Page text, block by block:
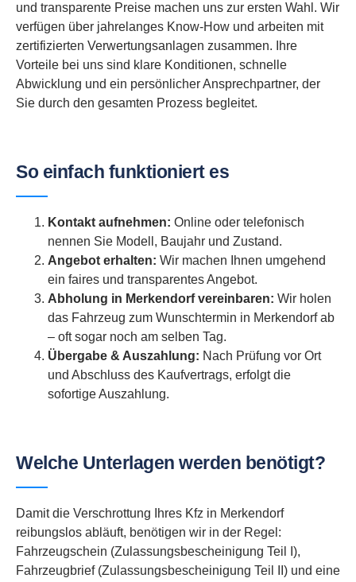
und transparente Preise machen uns zur ersten Wahl. Wir
verfügen über jahrelanges Know-How und arbeiten mit
zertifizierten Verwertungsanlagen zusammen. Ihre
Vorteile bei uns sind klare Konditionen, schnelle
Abwicklung und ein persönlicher Ansprechpartner, der
Sie durch den gesamten Prozess begleitet.
So einfach funktioniert es
Kontakt aufnehmen: Online oder telefonisch
nennen Sie Modell, Baujahr und Zustand.
Angebot erhalten: Wir machen Ihnen umgehend
ein faires und transparentes Angebot.
Abholung in Merkendorf vereinbaren: Wir holen
das Fahrzeug zum Wunschtermin in Merkendorf ab
– oft sogar noch am selben Tag.
Übergabe & Auszahlung: Nach Prüfung vor Ort
und Abschluss des Kaufvertrags, erfolgt die
sofortige Auszahlung.
Welche Unterlagen werden benötigt?
Damit die Verschrottung Ihres Kfz in Merkendorf
reibungslos abläuft, benötigen wir in der Regel:
Fahrzeugschein (Zulassungsbescheinigung Teil I),
Fahrzeugbrief (Zulassungsbescheinigung Teil II) und eine